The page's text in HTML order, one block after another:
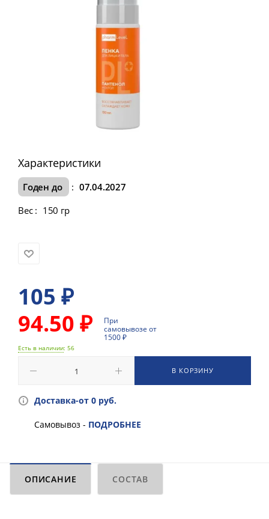
Характеристики
Годен до : 07.04.2027
Вес : 150 гр
105 ₽
94.50 ₽
При
самовывозе от
1500 ₽
Есть в наличии: 56
В КОРЗИНУ
Доставка-от 0 руб.
Самовывоз - ПОДРОБНЕЕ
ОПИСАНИЕ СОСТАВ